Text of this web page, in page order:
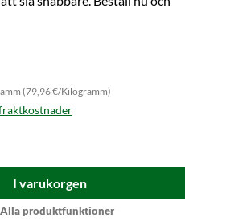
(79,96 €/Kilogramm)
I varukorgen
Alla produktfunktioner